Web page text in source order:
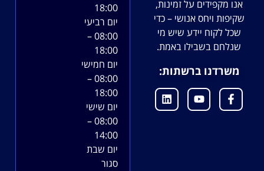
אנו מקפידים על זמינות,
שקיפות ויחס אנושי – כדי
שכל לקוח יידע שיש מי
שנלחם בשבילו באמת.
משרדנו ברשתות:
18:00
יום רביעי
08:00 –
18:00
יום חמישי
08:00 –
18:00
יום שישי
08:00 –
14:00
יום שבת
סגור